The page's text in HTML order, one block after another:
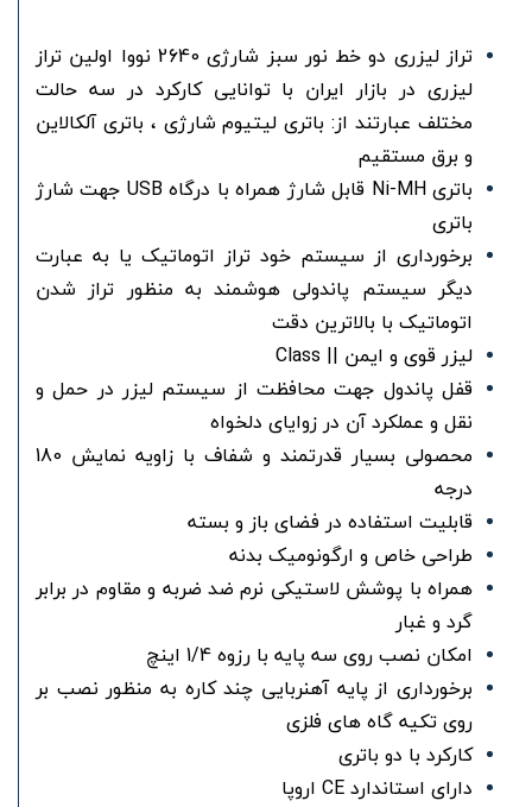
تراز لیزری دو خط نور سبز شارژی 2640 نووا اولین تراز
لیزری در بازار ایران با توانایی کارکرد در سه حالت
مختلف عبارتند از: باتری لیتیوم شارژی ، باتری آلکالاین
و برق مستقیم
باتری Ni-MH قابل شارژ همراه با درگاه USB جهت شارژ
باتری
برخورداری از سیستم خود تراز اتوماتیک یا به عبارت
دیگر سیستم پاندولی هوشمند به منظور تراز شدن
اتوماتیک با بالاترین دقت
لیزر قوی و ایمن || Class
قفل پاندول جهت محافظت از سیستم لیزر در حمل و
نقل و عملکرد آن در زوایای دلخواه
محصولی بسیار قدرتمند و شفاف با زاویه نمایش 180
درجه
قابلیت استفاده در فضای باز و بسته
طراحی خاص و ارگونومیک بدنه
همراه با پوشش لاستیکی نرم ضد ضربه و مقاوم در برابر
گرد و غبار
امکان نصب روی سه پایه با رزوه 1/4 اینچ
برخورداری از پایه آهنربایی چند کاره به منظور نصب بر
روی تکیه گاه های فلزی
کارکرد با دو باتری
دارای استاندارد CE اروپا